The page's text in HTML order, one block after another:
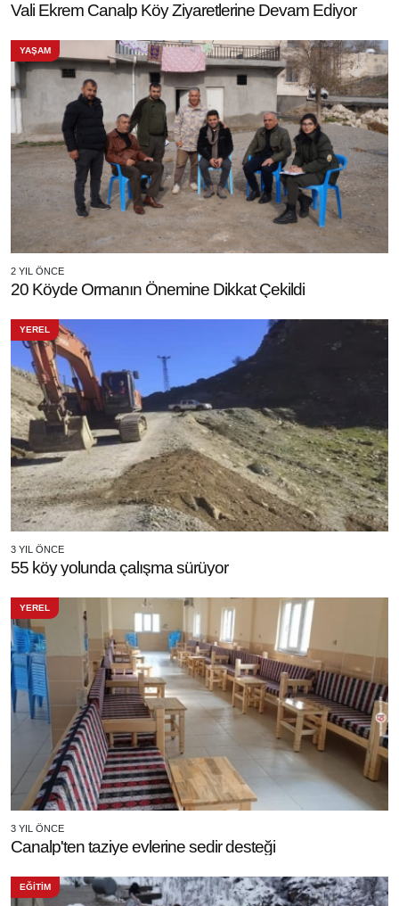
Vali Ekrem Canalp Köy Ziyaretlerine Devam Ediyor
YAŞAM
2 YIL ÖNCE
20 Köyde Ormanın Önemine Dikkat Çekildi
YEREL
3 YIL ÖNCE
55 köy yolunda çalışma sürüyor
YEREL
3 YIL ÖNCE
Canalp'ten taziye evlerine sedir desteği
EĞİTİM